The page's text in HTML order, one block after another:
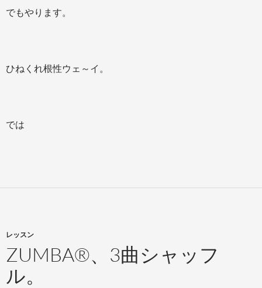
でもやります。
ひねくれ根性ウェ～イ。
では
レッスン
ZUMBA®、3曲シャッフ
ル。